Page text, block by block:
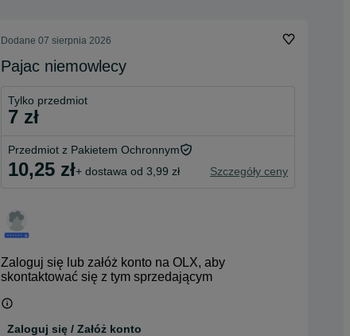
Dodane 07 sierpnia 2026
Pajac niemowlecy
Tylko przedmiot
7 zł
Przedmiot z Pakietem Ochronnym
10,25 zł+ dostawa od 3,99 zł Szczegóły ceny
Zaloguj się lub załóż konto na OLX, aby
skontaktować się z tym sprzedającym
Zaloguj się / Załóż konto